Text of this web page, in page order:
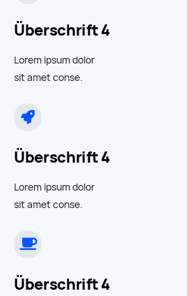
Überschrift 4
Lorem ipsum dolor
sit amet conse.
Überschrift 4
Lorem ipsum dolor
sit amet conse.
Überschrift 4